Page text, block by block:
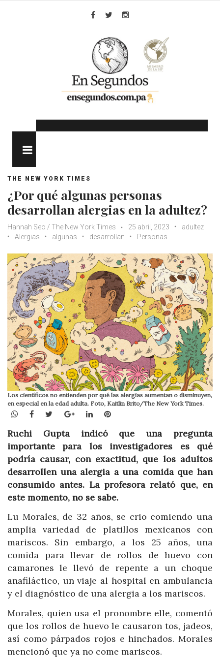
THE NEW YORK TIMES
¿Por qué algunas personas
desarrollan alergias en la adultez?
Hannah Seo / The New York Times 25 abril, 2023
adultez
Alergias
algunas desarrollan Personas
Los científicos no entienden por qué las alergias aumentan o disminuyen,
en especial en la edad adulta. Foto, Kaitlin Brito/The New York Times.
WhatsApp
Facebook
TwitterGoogle+LinkedInPinterest
Ruchi Gupta indicó que una pregunta
importante para los investigadores es qué
podría causar, con exactitud, que los adultos
desarrollen una alergia a una comida que han
consumido antes. La profesora relató que, en
este momento, no se sabe.
Lu Morales, de 32 años, se crio comiendo una
amplia variedad de platillos mexicanos con
mariscos. Sin embargo, a los 25 años, una
comida para llevar de rollos de huevo con
camarones le llevó de repente a un choque
anafiláctico, un viaje al hospital en ambulancia
y el diagnóstico de una alergia a los mariscos.
Morales, quien usa el pronombre elle, comentó
que los rollos de huevo le causaron tos, jadeos,
así como párpados rojos e hinchados. Morales
mencionó que ya no come mariscos.